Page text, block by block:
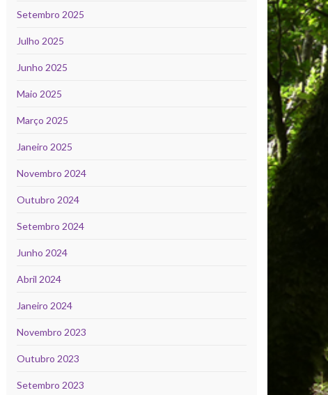
Setembro 2025
Julho 2025
Junho 2025
Maio 2025
Março 2025
Janeiro 2025
Novembro 2024
Outubro 2024
Setembro 2024
Junho 2024
Abril 2024
Janeiro 2024
Novembro 2023
Outubro 2023
Setembro 2023